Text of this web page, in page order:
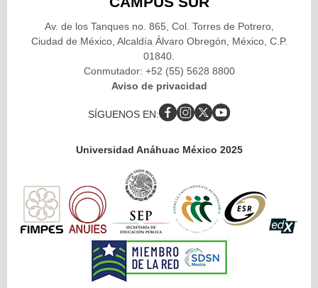
Av. de los Tanques no. 865, Col. Torres de Potrero,
Ciudad de México, Alcaldía Álvaro Obregón, México, C.P.
01840.
Conmutador: +52 (55) 5628 8800
Aviso de privacidad
SÍGUENOS EN:
Universidad Anáhuac México 2025